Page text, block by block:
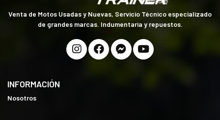
Venta de Motos Usadas y Nuevas, Servicio Técnico especializado
de grandes marcas. Indumentaria y repuestos.
INFORMACIÓN
Nosotros